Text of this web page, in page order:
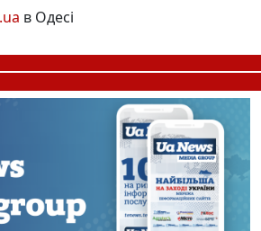
в Одесі